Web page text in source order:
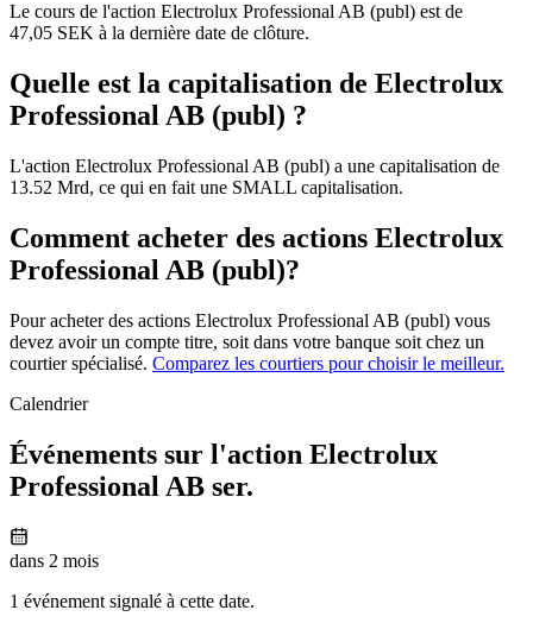
Le cours de l'action Electrolux Professional AB (publ) est de
47,05 SEK à la dernière date de clôture.
Quelle est la capitalisation de Electrolux
Professional AB (publ) ?
L'action Electrolux Professional AB (publ) a une capitalisation de
13.52 Mrd, ce qui en fait une SMALL capitalisation.
Comment acheter des actions Electrolux
Professional AB (publ)?
Pour acheter des actions Electrolux Professional AB (publ) vous
devez avoir un compte titre, soit dans votre banque soit chez un
courtier spécialisé. Comparez les courtiers pour choisir le meilleur.
Calendrier
Événements sur l'action Electrolux
Professional AB ser.
dans 2 mois
1 événement signalé à cette date.